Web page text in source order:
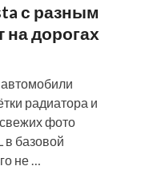
с разным
дорогах
радиатора и
фото
в базовой
не …